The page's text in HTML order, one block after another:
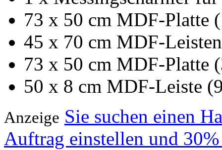
73 x 50 cm MDF-Platte
45 x 70 cm MDF-
73 x 50 cm MDF-Platte
50 x 8 cm MDF-Leiste
Anzeige Sie suchen einen
Auftrag einstellen und